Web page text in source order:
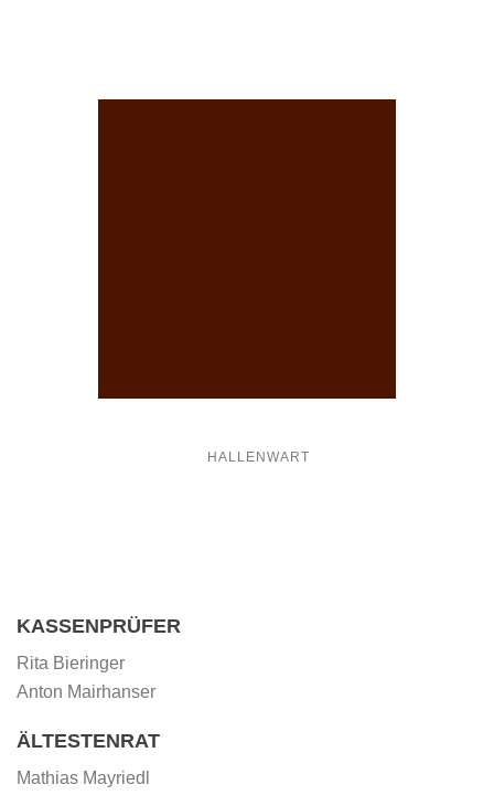
HALLENWART
KASSENPRÜFER
Rita Bieringer
Anton Mairhanser
ÄLTESTENRAT
Mathias Mayriedl